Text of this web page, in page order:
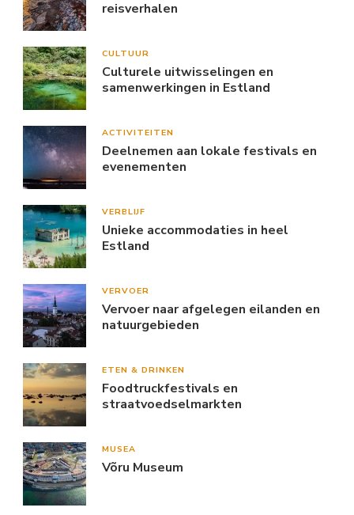
reisverhalen
CULTUUR
Culturele uitwisselingen en
samenwerkingen in Estland
ACTIVITEITEN
Deelnemen aan lokale festivals en
evenementen
VERBLIJF
Unieke accommodaties in heel
Estland
VERVOER
Vervoer naar afgelegen eilanden en
natuurgebieden
ETEN & DRINKEN
Foodtruckfestivals en
straatvoedselmarkten
MUSEA
Võru Museum